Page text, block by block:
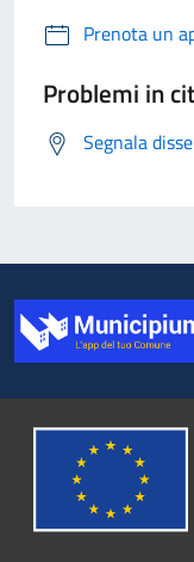
Prenota un
Problemi in
Segnala